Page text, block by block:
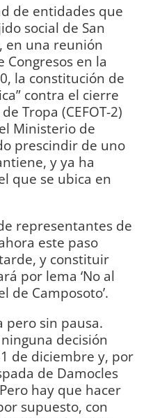
de entidades que
social de San
en una reunión
en la
la constitución de
contra el cierre
Tropa (CEFOT-2)
Ministerio de
prescindir de uno
y ya ha
que se ubica en
representantes de
este paso
y constituir
por lema ‘No al
de Camposoto’.
pero sin pausa.
decisión
de diciembre y, por
de Damocles
hay que hacer
supuesto, con